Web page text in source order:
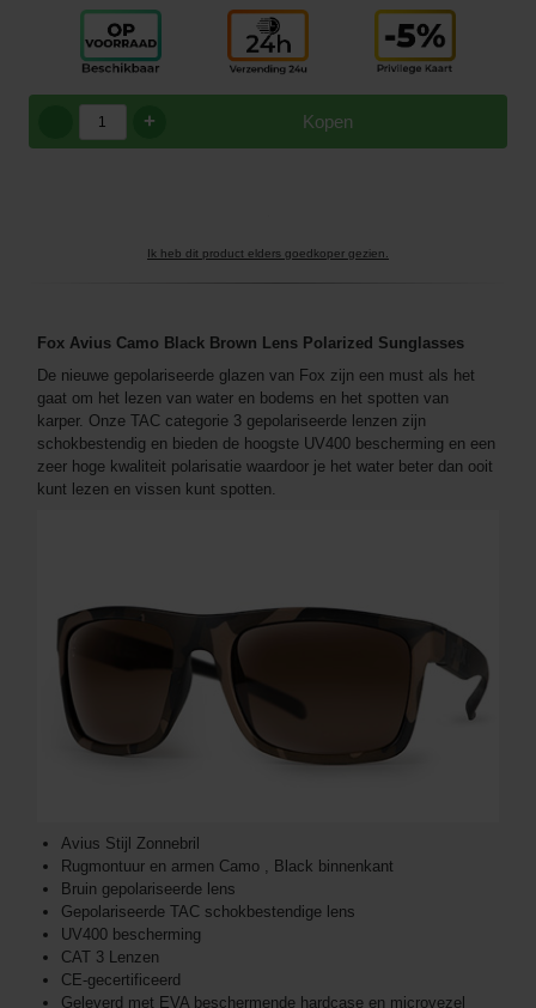
Kopen
+
Ik heb dit product elders goedkoper gezien.
Fox Avius Camo Black Brown Lens Polarized Sunglasses
De nieuwe gepolariseerde glazen van Fox zijn een must als het
gaat om het lezen van water en bodems en het spotten van
karper. Onze TAC categorie 3 gepolariseerde lenzen zijn
schokbestendig en bieden de hoogste UV400 bescherming en een
zeer hoge kwaliteit polarisatie waardoor je het water beter dan ooit
kunt lezen en vissen kunt spotten.
Avius Stijl Zonnebril
Rugmontuur en armen Camo , Black binnenkant
Bruin gepolariseerde lens
Gepolariseerde TAC schokbestendige lens
UV400 bescherming
CAT 3 Lenzen
CE-gecertificeerd
Geleverd met EVA beschermende hardcase en microvezel